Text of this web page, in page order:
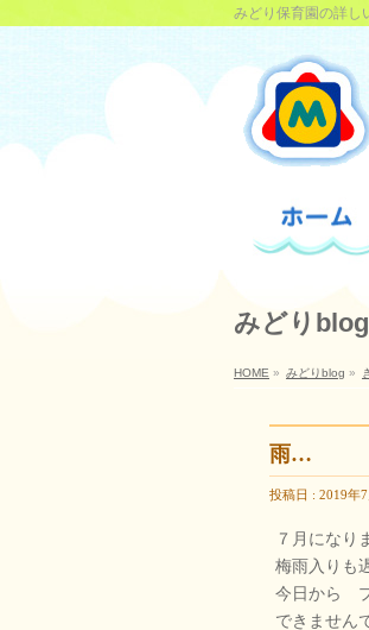
みどり保育園の詳し
みどりblog
HOME » みどりblog »
雨…
投稿日 : 2019年7
７月になり
梅雨入りも
今日から
できません